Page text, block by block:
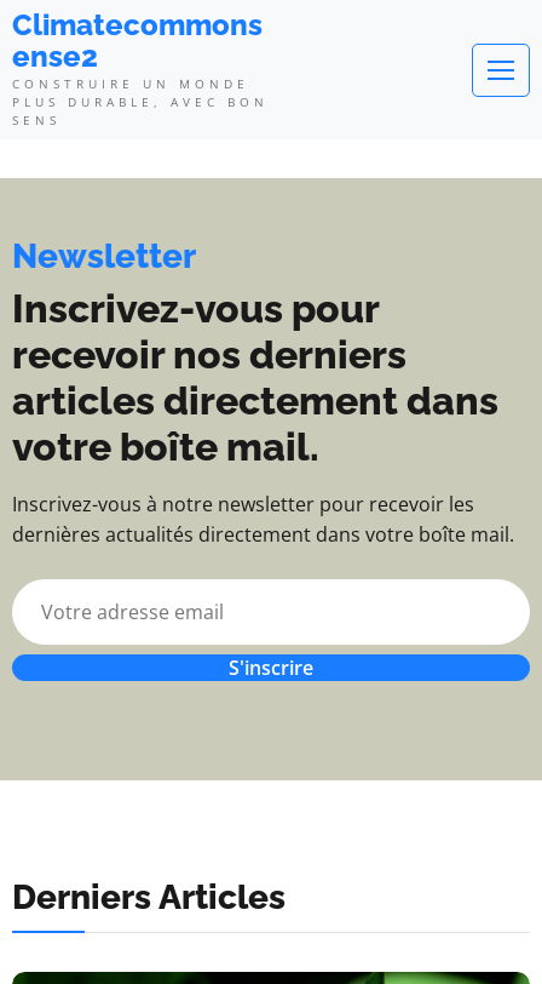
Climatecommonsense2 -
Climatecommons
ense2
CONSTRUIRE UN MONDE
PLUS DURABLE, AVEC BON
SENS
Newsletter
Inscrivez-vous pour
recevoir nos derniers
articles directement dans
votre boîte mail.
Inscrivez-vous à notre newsletter pour recevoir les
dernières actualités directement dans votre boîte mail.
S'inscrire
Derniers Articles